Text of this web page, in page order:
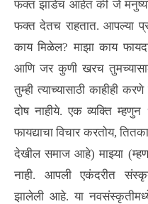
फक्त झाडेच आहेत की जे
फक्त देतच राहतात. आपल्या
काय मिळेल? माझा काय
आणि जर कुणी खरच
तुम्ही त्याच्यासाठी काहीही
दोष नाहीये. एक व्यक्ति म्हणुन
फायद्याचा विचार करतोय,
देखील समाज आहे) माझ्या
नाही. आपली एकंदरीत
झालेली आहे. या